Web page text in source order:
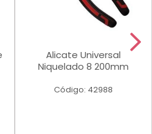
Alicate Universal
Niquelado 8 200mm
Código: 42988